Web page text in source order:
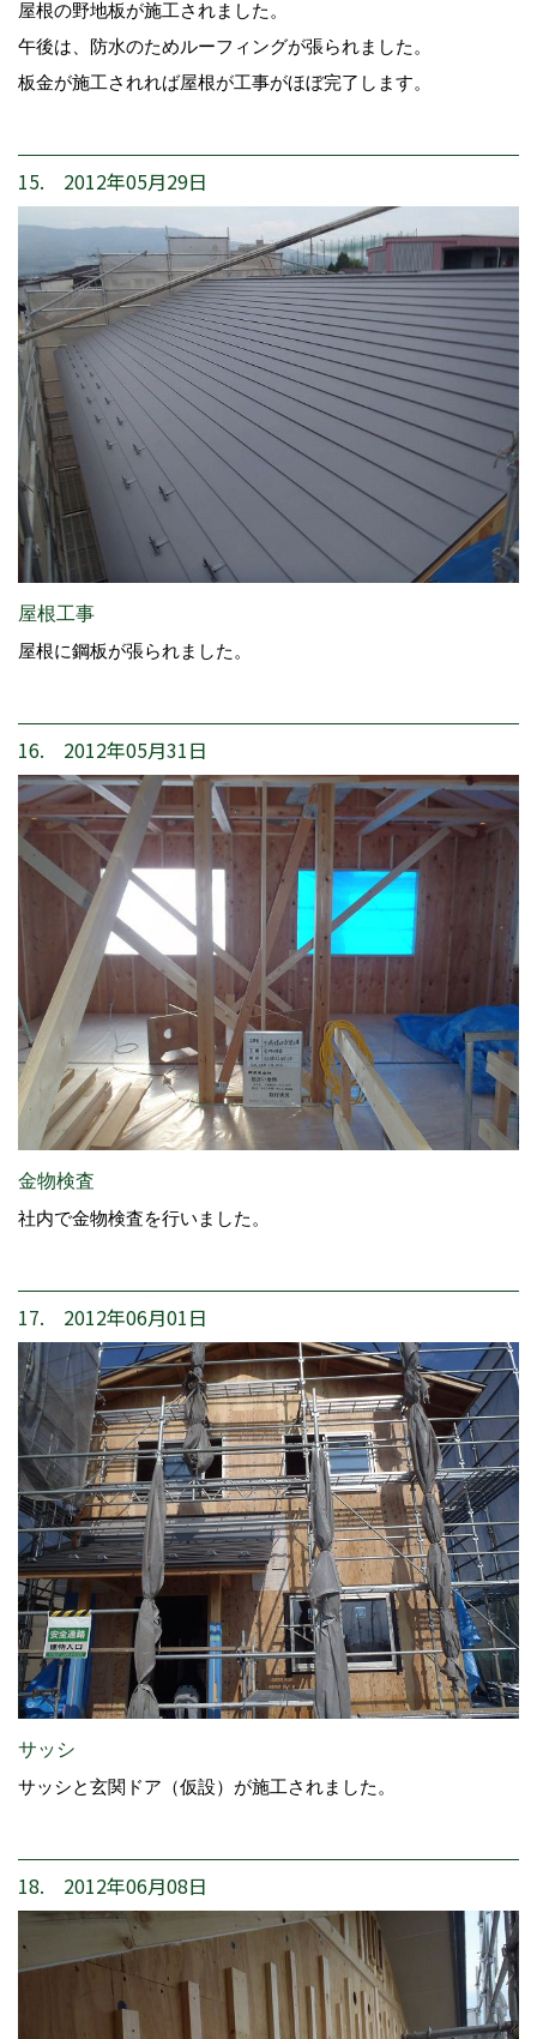
屋根の野地板が施工されました。
午後は、防水のためルーフィングが張られました。
板金が施工されれば屋根が工事がほぼ完了します。
15. 2012年05月29日
屋根工事
屋根に鋼板が張られました。
16. 2012年05月31日
金物検査
社内で金物検査を行いました。
17. 2012年06月01日
サッシ
サッシと玄関ドア（仮設）が施工されました。
18. 2012年06月08日